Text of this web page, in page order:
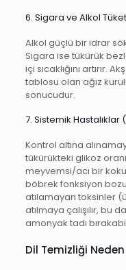
6. Sigara ve Alkol
Alkol güçlü bir idrar
Sigara ise tükürük
içi sıcaklığını artırır.
tablosu olan ağız
sonucudur.
7. Sistemik
Kontrol altına
tükürükteki glikoz
meyvemsi/acı bir
böbrek fonksiyon
atılamayan toksinler
atılmaya çalışılır, bu
amonyak tadı
Dil Temizliği